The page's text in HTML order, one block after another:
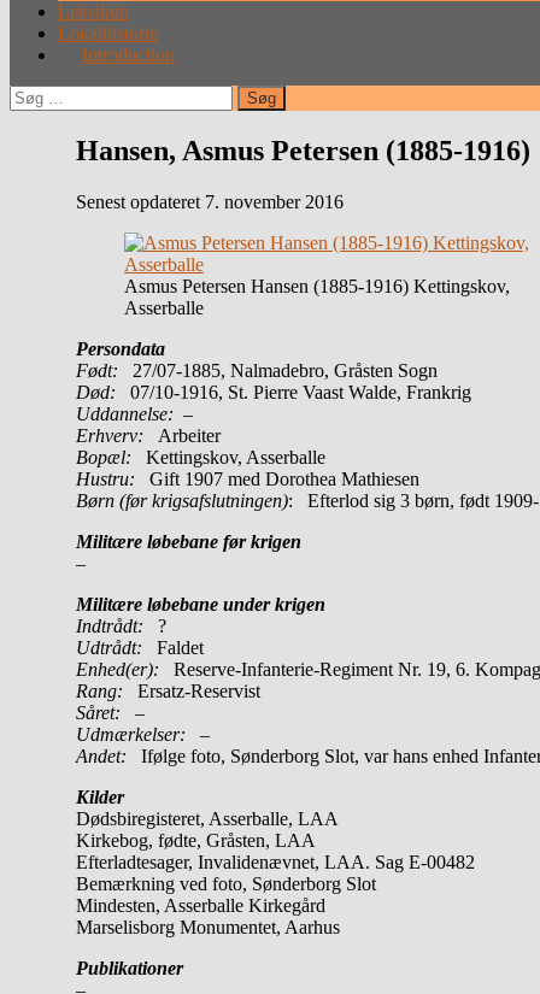
Leksikon
Lokalhistorie
Introduction
Søg
efter:
Hansen, Asmus Petersen (1885-1916)
Senest opdateret 7. november 2016
Asmus Petersen Hansen (1885-1916) Kettingskov,
Asserballe
Persondata
Født: 27/07-1885, Nalmadebro, Gråsten Sogn
Død: 07/10-1916, St. Pierre Vaast Walde, Frankrig
Uddannelse: –
Erhverv: Arbeiter
Bopæl: Kettingskov, Asserballe
Hustru: Gift 1907 med Dorothea Mathiesen
Børn (før krigsafslutningen): Efterlod sig 3 børn, født 1909-
Militære løbebane før krigen
–
Militære løbebane under krigen
Indtrådt: ?
Udtrådt: Faldet
Enhed(er):
Reserve-Infanterie-Regiment Nr. 19, 6.
Rang:
Ersatz-Reservist
Såret: –
Udmærkelser: –
Andet: Ifølge foto, Sønderborg Slot, var hans enhed
Kilder
Dødsbiregisteret, Asserballe, LAA
Kirkebog, fødte, Gråsten, LAA
Efterladtesager, Invalidenævnet, LAA. Sag E-00482
Bemærkning ved foto, Sønderborg Slot
Mindesten, Asserballe Kirkegård
Marselisborg Monumentet, Aarhus
Publikationer
–